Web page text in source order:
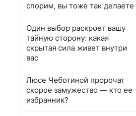
спорим, вы тоже так делаете
Один выбор раскроет вашу
тайную сторону: какая
скрытая сила живет внутри
вас
Люсе Чеботиной пророчат
скорое замужество — кто ее
избранник?